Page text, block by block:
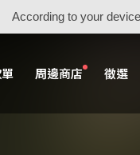
According to your
周邊商店 徵選